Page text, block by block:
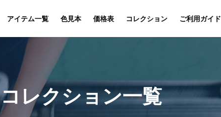
アイテム一覧 色見本 価格表 コレクション ご利用ガイド
コレクション一覧